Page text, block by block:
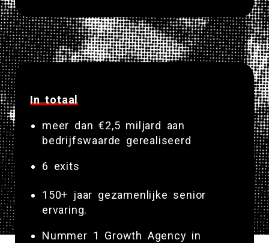
In totaal
meer dan €2,5 miljard aan
bedrijfswaarde gerealiseerd
6 exits
150+ jaar gezamenlijke senior
ervaring.
Nummer 1 Growth Agency in